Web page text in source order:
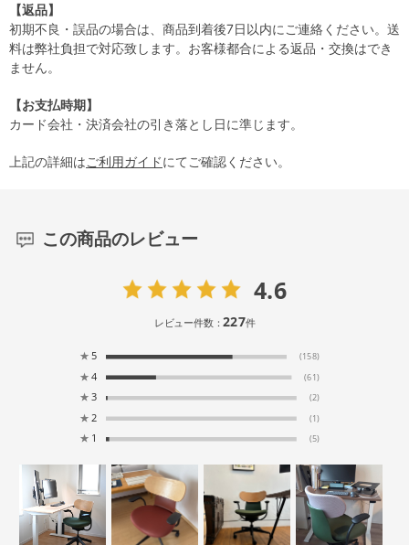
【返品】
初期不良・誤品の場合は、商品到着後7日以内にご連絡ください。送
料は弊社負担で対応致します。お客様都合による返品・交換はでき
ません。
【お支払時期】
カード会社・決済会社の引き落とし日に準じます。
上記の詳細はご利用ガイドにてご確認ください。
この商品のレビュー
4.6
レビュー件数：227件
★ 5 (158)
★ 4 (61)
★ 3 (2)
★ 2 (1)
★ 1 (5)